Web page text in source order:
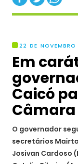
22 DE NOVEMBRO
Em
Caicó
O governador
secretários
Josivan Cardoso